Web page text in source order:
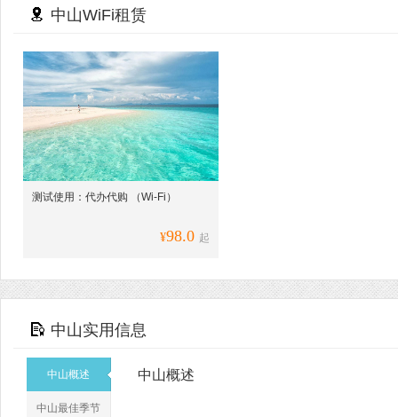
中山WiFi租赁
测试使用：代办代购 （Wi-Fi）
¥98.0 起
中山实用信息
中山概述
中山最佳季节
中山概述